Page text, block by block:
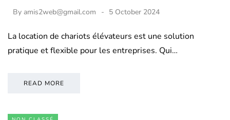
By amis2web@gmail.com 5 October 2024
La location de chariots élévateurs est une solution
pratique et flexible pour les entreprises. Qui…
READ MORE